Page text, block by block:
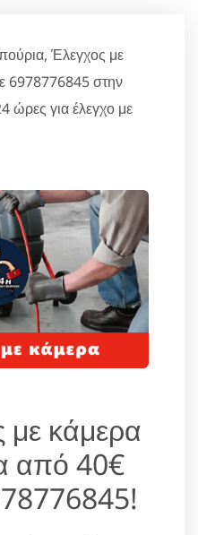
Έλεγχος με
6978776845 στην
ώρες για έλεγχο με
με κάμερα
από 40€